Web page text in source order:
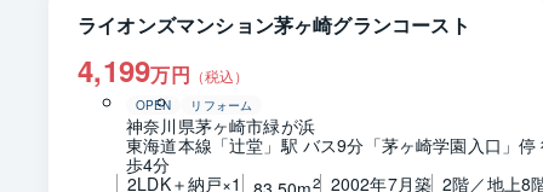
ライオンズマンション茅ヶ崎グランコースト
4,199万円 （税込）
OPEN リフォーム
神奈川県茅ヶ崎市緑が浜
東海道本線「辻堂」駅 バス9分「茅ヶ崎学園入口」停
歩4分
2LDK＋納戸×1
2 2002年7月築 2階／地上8